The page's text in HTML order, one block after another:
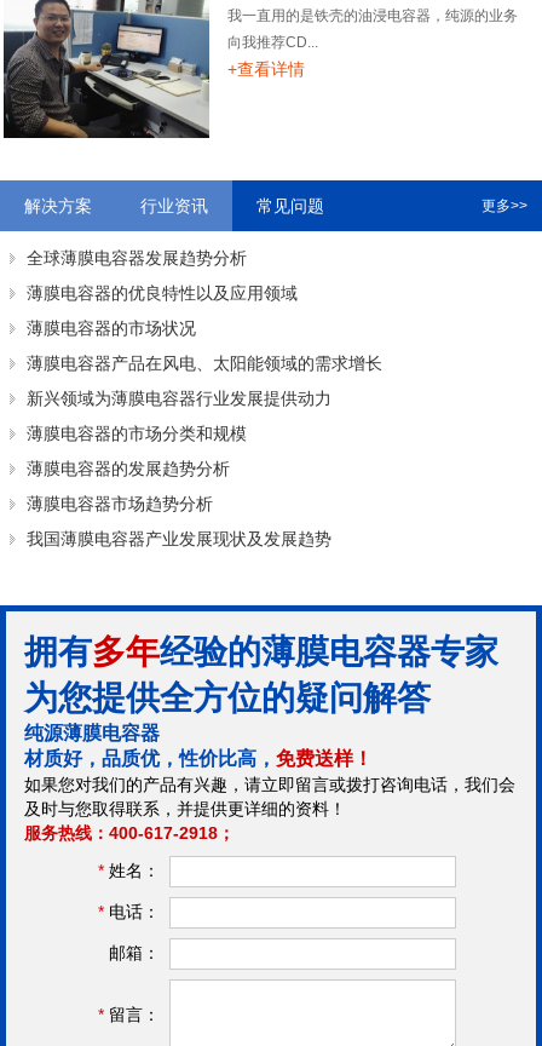
我一直用的是铁壳的油浸电容器，纯源的业务
向我推荐CD...
+查看详情
解决方案 行业资讯 常见问题 更多>>
全球薄膜电容器发展趋势分析
薄膜电容器的优良特性以及应用领域
薄膜电容器的市场状况
薄膜电容器产品在风电、太阳能领域的需求增长
新兴领域为薄膜电容器行业发展提供动力
薄膜电容器的市场分类和规模
薄膜电容器的发展趋势分析
薄膜电容器市场趋势分析
我国薄膜电容器产业发展现状及发展趋势
拥有多年经验的薄膜电容器专家
为您提供全方位的疑问解答
纯源薄膜电容器
材质好，品质优，性价比高， 免费送样！
如果您对我们的产品有兴趣，请立即留言或拨打咨询电话，我们会
及时与您取得联系，并提供更详细的资料！
服务热线：400-617-2918；
* 姓名：
* 电话：
邮箱：
* 留言：